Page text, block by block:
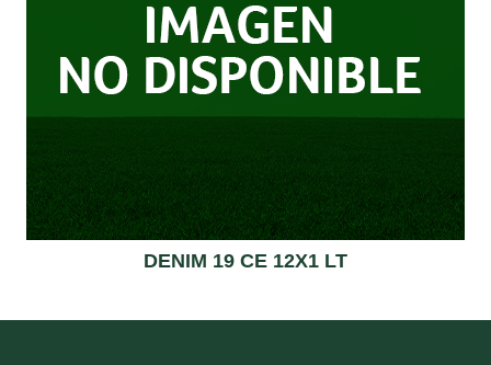
DENIM 19 CE 12X1 LT